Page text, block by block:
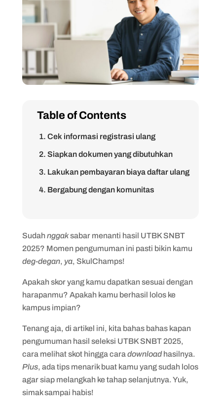
Table of Contents
1. Cek informasi registrasi ulang
2. Siapkan dokumen yang dibutuhkan
3. Lakukan pembayaran biaya daftar ulang
4. Bergabung dengan komunitas
Sudahnggaksabar menanti hasil UTBK SNBT
2025? Momen pengumuman ini pasti bikin kamu
deg-degan, ya, SkulChamps!
Apakah skor yang kamu dapatkan sesuai dengan
harapanmu? Apakah kamu berhasil lolos ke
kampus impian?
Tenang aja, di artikel ini, kita bahas bahas kapan
pengumuman hasil seleksi UTBK SNBT 2025,
cara melihat skot hingga cara downloadhasilnya.
Plus, ada tips menarik buat kamu yang sudah lolos
agar siap melangkah ke tahap selanjutnya. Yuk,
simak sampai habis!